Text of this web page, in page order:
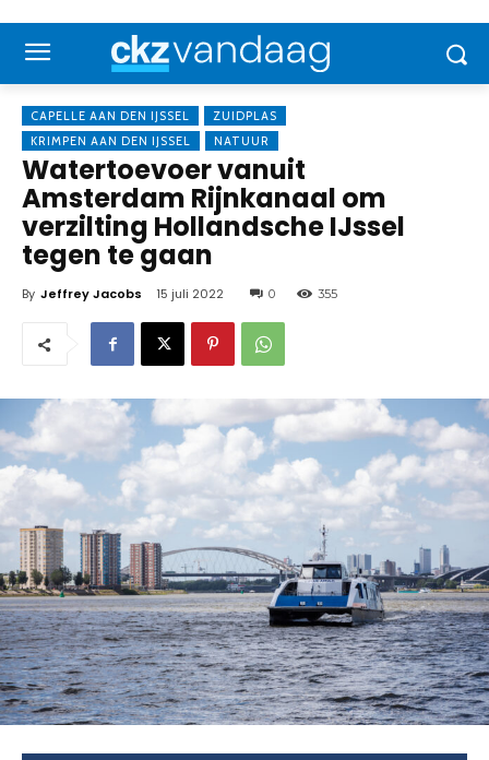
CAPELLE AAN DEN IJSSEL
ZUIDPLAS
KRIMPEN AAN DEN IJSSEL
NATUUR
Watertoevoer vanuit
Amsterdam Rijnkanaal om
verzilting Hollandsche IJssel
tegen te gaan
By Jeffrey Jacobs 15 juli 2022 0 355